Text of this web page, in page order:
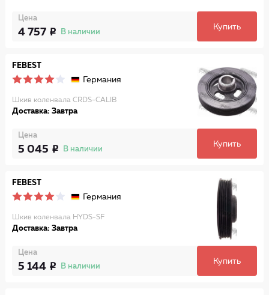
Цена
4 757 В наличии
Купить
FEBEST
Германия
Шкив коленвала CRDS-CALIB
Доставка: Завтра
Цена
5 045 В наличии
Купить
FEBEST
Германия
Шкив коленвала HYDS-SF
Доставка: Завтра
Цена
5 144 В наличии
Купить